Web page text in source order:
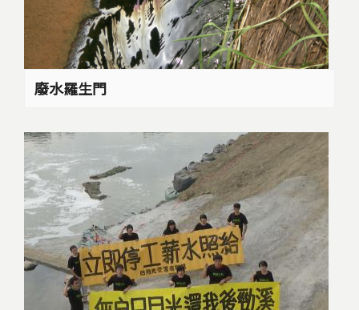
廢水羅生門